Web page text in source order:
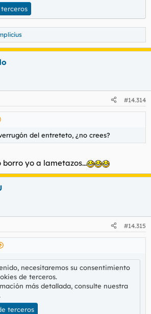
#14.314
del entreteto, ¿no crees?
yo a lametazos...
#14.315
necesitaremos su consentimiento
de terceros.
más detallada, consulte nuestra
terceros